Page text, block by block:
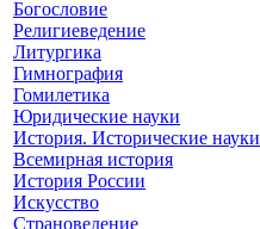
Богословие
Религиеведение
Литургика
Гимнография
Гомилетика
Юридические науки
История. Исторические науки
Всемирная история
История России
Искусство
Страноведение